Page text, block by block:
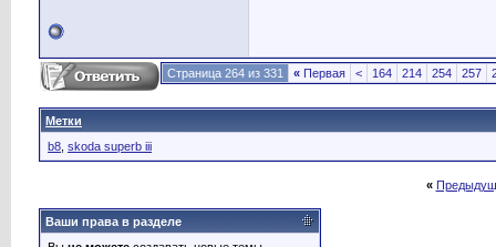
Страница 264 из 331 « Первая < 164 214 254 257
Метки
b8 skoda superb iii
«
Ваши права в разделе